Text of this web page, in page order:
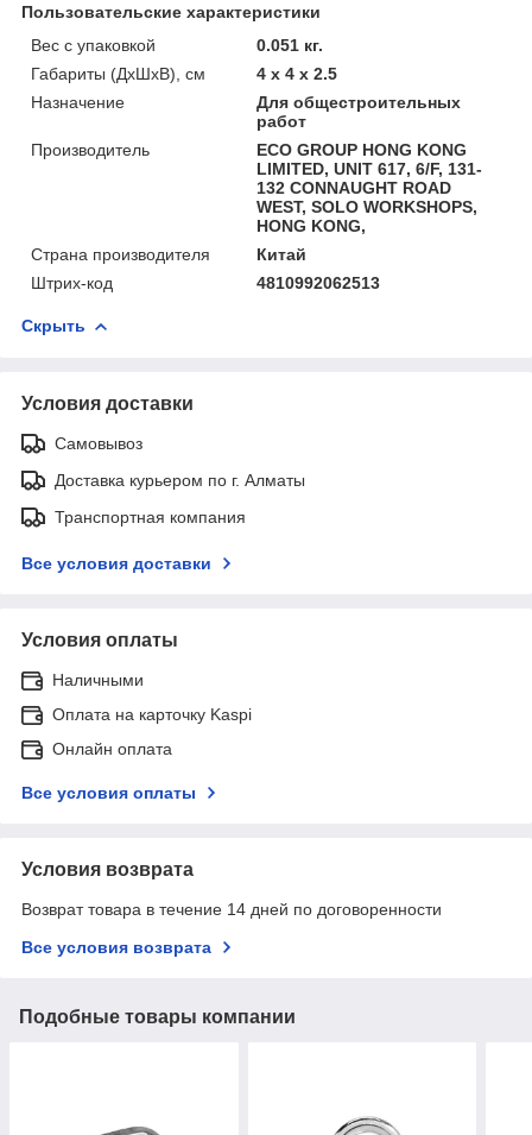
Пользовательские характеристики
Вес с упаковкой
0.051 кг.
Габариты (ДхШхВ), см
4 x 4 x 2.5
Назначение
Для общестроительных
работ
Производитель
ECO GROUP HONG KONG
LIMITED, UNIT 617, 6/F, 131-
132 CONNAUGHT ROAD
WEST, SOLO WORKSHOPS,
HONG KONG,
Страна производителя
Китай
Штрих-код
4810992062513
Скрыть
Условия доставки
Самовывоз
Доставка курьером по г. Алматы
Транспортная компания
Все условия доставки
Условия оплаты
Наличными
Оплата на карточку Kaspi
Онлайн оплата
Все условия оплаты
Условия возврата
Возврат товара в течение 14 дней по договоренности
Все условия возврата
Подобные товары компании